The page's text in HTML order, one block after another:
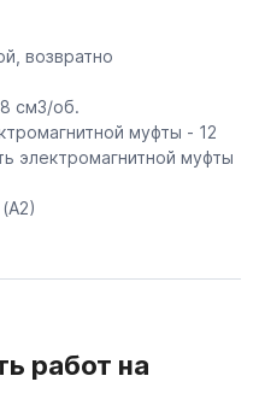
возвратно
см3/об.
муфты - 12
электромагнитной муфты
работ на